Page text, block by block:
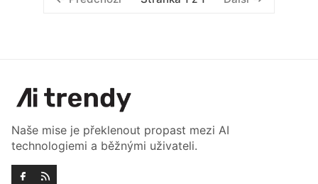
Naše mise je překlenout propast mezi AI
technologiemi a běžnými uživateli.